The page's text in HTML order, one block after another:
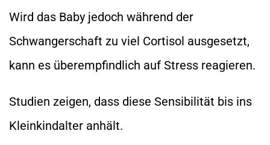
Wird das Baby jedoch während der
Schwangerschaft zu viel Cortisol ausgesetzt,
kann es überempfindlich auf Stress reagieren.
Studien zeigen, dass diese Sensibilität bis ins
Kleinkindalter anhält.